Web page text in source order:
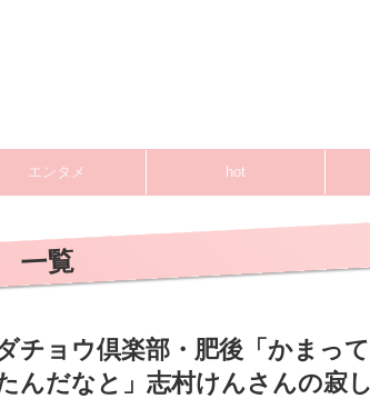
エンタメ hot
一覧
チョウ倶楽部・肥後「かまっ
んだなと」志村けんさんの寂